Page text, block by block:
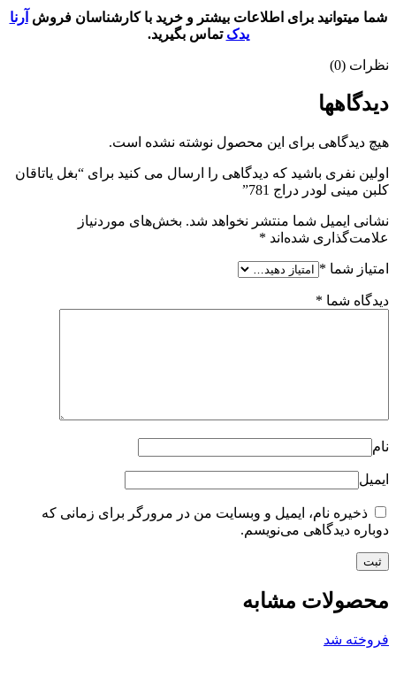
شما میتوانید برای اطلاعات بیشتر و خرید با کارشناسان فروش آرنا
یدک تماس بگیرید.
نظرات (0)
دیدگاهها
هیچ دیدگاهی برای این محصول نوشته نشده است.
اولین نفری باشید که دیدگاهی را ارسال می کنید برای “بغل یاتاقان
کلبن مینی لودر دراج 781”
نشانی ایمیل شما منتشر نخواهد شد. بخش‌های موردنیاز
علامت‌گذاری شده‌اند *
امتیاز شما *
دیدگاه شما *
نام
ایمیل
ذخیره نام، ایمیل و وبسایت من در مرورگر برای زمانی که
دوباره دیدگاهی می‌نویسم.
محصولات مشابه
فروخته شد